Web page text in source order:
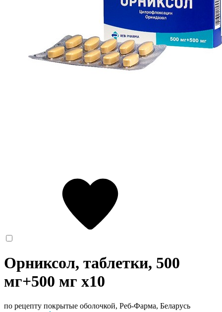
Орниксол, таблетки, 500
мг+500 мг x10
по рецепту покрытые оболочкой, Реб-Фарма, Беларусь